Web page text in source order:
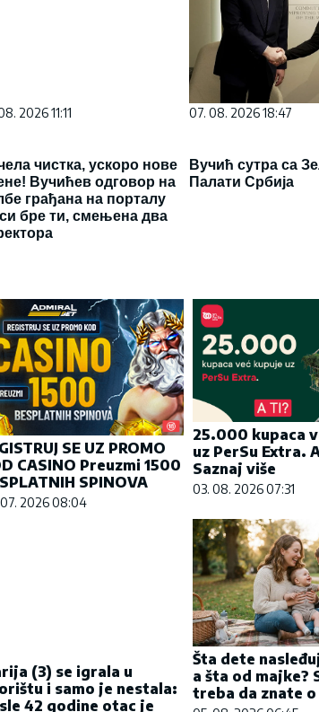
07. 08. 2026 18:47
Вучић сутра са
Палати Србија
SE UZ PROMO
CASINO Preuzmi 1500
SPINOVA
2026 08:04
25.000 kupaca
uz PerSu Extra.
Saznaj više
03. 08. 2026 07:31
zanemeo je
je saznao gde je bila
2026 09:39
Šta dete
a šta od majke?
treba da znate
05. 08. 2026 06:45